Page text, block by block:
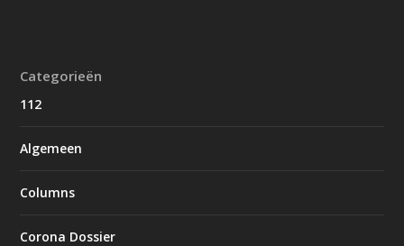
Categorieën
112
Algemeen
Columns
Corona Dossier